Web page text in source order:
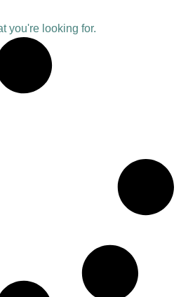
you're looking for.